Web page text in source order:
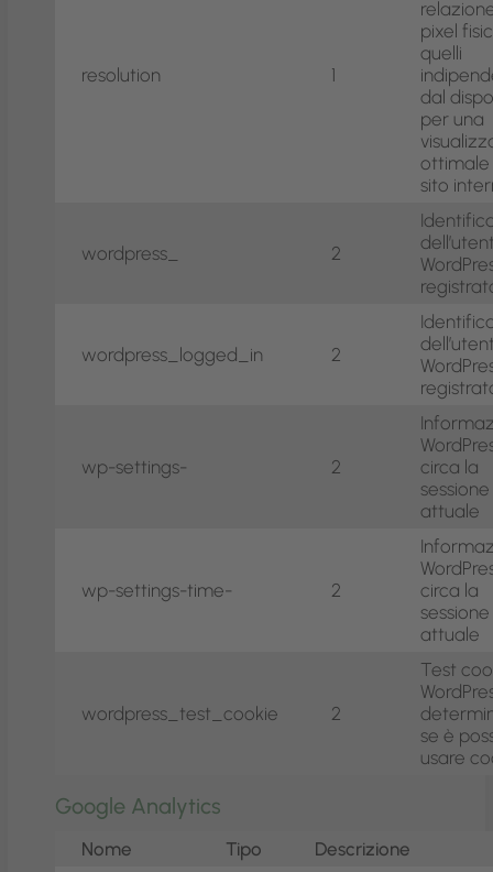
resolution 1
pixel
quelli
dal
per una
ottimale
sito
wordpress_ 2
wordpress_logged_in 2
wp-settings- 2
circa la
sessione
attuale
wp-settings-time- 2
circa la
sessione
attuale
wordpress_test_cookie 2
Test
se è
usare
Google Analytics
Nome Tipo Descrizione